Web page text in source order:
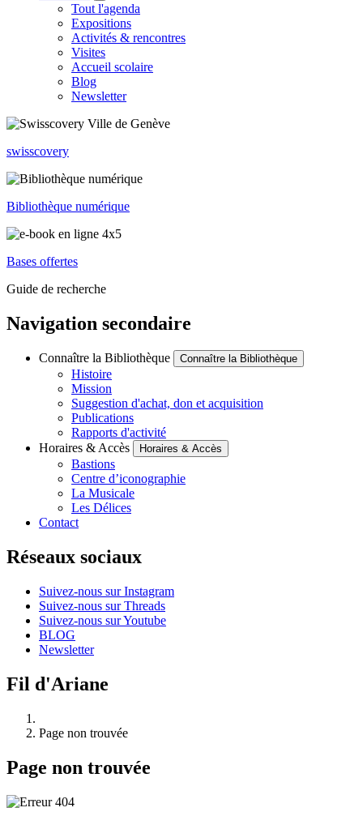
Tout l'agenda
Expositions
Activités & rencontres
Visites
Accueil scolaire
Blog
Newsletter
swisscovery
Bibliothèque numérique
Bases offertes
Guide de recherche
Navigation secondaire
Connaître la Bibliothèque Connaître la Bibliothèque
Histoire
Mission
Suggestion d'achat, don et acquisition
Publications
Rapports d'activité
Horaires & Accès
Horaires & Accès
Bastions
Centre d’iconographie
La Musicale
Les Délices
Contact
Réseaux sociaux
Suivez-nous sur Instagram
Suivez-nous sur Threads
Suivez-nous sur Youtube
BLOG
Newsletter
Fil d'Ariane
Page non trouvée
Page non trouvée